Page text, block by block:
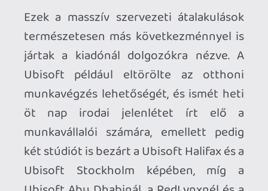
napolta el, hogy azok jobb minőségben
láthassanak majd napvilágot. Hogy
nem árulták el tételesen, viszont van
köztük egy eredetileg 2026. áprilisára
tervezett cím is, ami a netes találgatások
szerint az Assassin’s Creed IV: Black Flag
remake lehet.
A sajtóközlemény a Ubisoft alapítójának
és vezérigazgatójának – Yves Guillemot-
nak – a nyilatkozatát is tartalmazta, aki
pozitívan tekintett a jövőbe. Szerinte